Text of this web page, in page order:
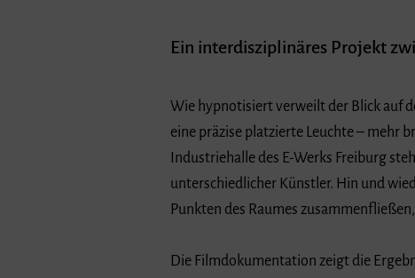
Ein interdisziplinäres Projekt
Wie hypnotisiert verweilt der Blick auf
eine präzise platzierte Leuchte – mehr
Industriehalle des E-Werks Freiburg
unterschiedlicher Künstler. Hin und
Punkten des Raumes
Die Filmdokumentation zeigt die